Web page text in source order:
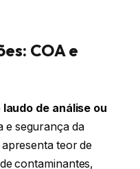
COA e
laudo de análise ou
e segurança da
teor de
contaminantes,